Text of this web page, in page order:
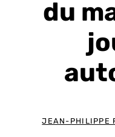
du
JEAN-PHILIPPE